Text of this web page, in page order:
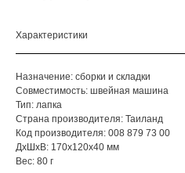
Характеристики
Назначение: сборки и складки
Совместимость: швейная машина
Тип: лапка
Страна производителя: Таиланд
Код производителя: 008 879 73 00
ДxШxВ: 170x120x40 мм
Вес: 80 г